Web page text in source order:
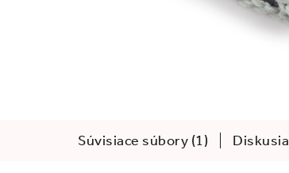
Súvisiace súbory (1) Diskusia